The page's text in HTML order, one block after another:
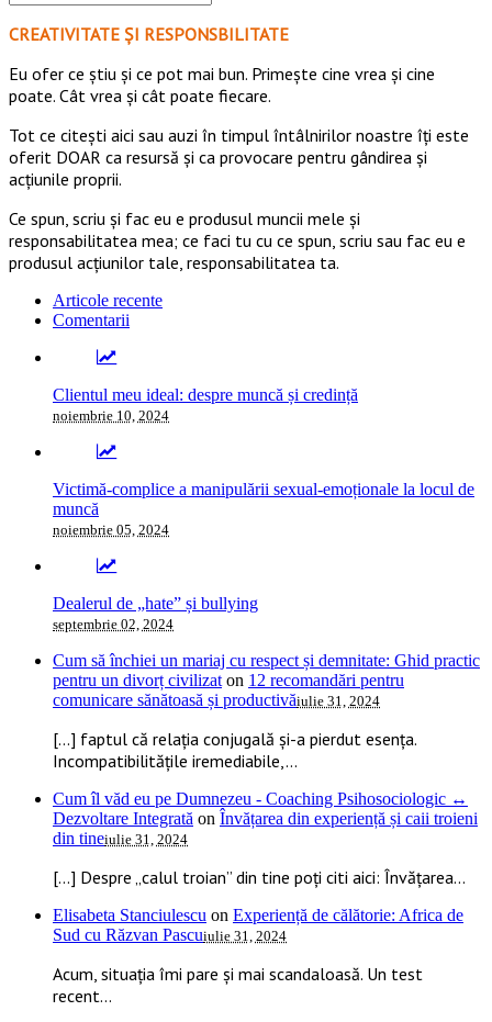
CREATIVITATE ȘI RESPONSBILITATE
Eu ofer ce ştiu şi ce pot mai bun. Primeşte cine vrea şi cine
poate. Cât vrea şi cât poate fiecare.
Tot ce citești aici sau auzi în timpul întâlnirilor noastre îți este
oferit DOAR ca resursă şi ca provocare pentru gândirea și
acţiunile proprii.
Ce spun, scriu și fac eu e produsul muncii mele și
responsabilitatea mea; ce faci tu cu ce spun, scriu sau fac eu e
produsul acțiunilor tale, responsabilitatea ta.
Articole recente
Comentarii
Clientul meu ideal: despre muncă și credință
noiembrie 10, 2024
Victimă-complice a manipulării sexual-emoționale la locul de
muncă
noiembrie 05, 2024
Dealerul de „hate” și bullying
septembrie 02, 2024
Cum să închiei un mariaj cu respect și demnitate: Ghid practic
pentru un divorț civilizat on 12 recomandări pentru
comunicare sănătoasă și productivăiulie 31, 2024
[…] faptul că relația conjugală și-a pierdut esența.
Incompatibilitățile iremediabile,...
Cum îl văd eu pe Dumnezeu - Coaching Psihosociologic ↔
Dezvoltare Integrată on Învățarea din experiență și caii troieni
din tineiulie 31, 2024
[…] Despre „calul troian” din tine poți citi aici: Învățarea...
Elisabeta Stanciulescu on Experiență de călătorie: Africa de
Sud cu Răzvan Pascuiulie 31, 2024
Acum, situația îmi pare și mai scandaloasă. Un test
recent...